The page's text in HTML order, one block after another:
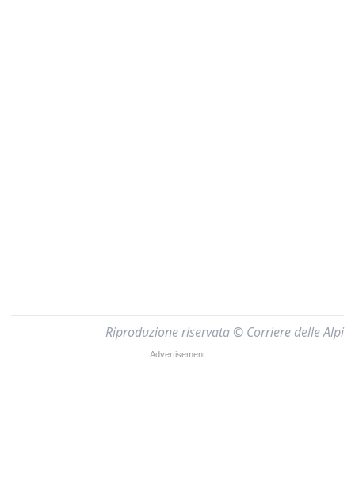
Riproduzione riservata © Corriere delle Alpi